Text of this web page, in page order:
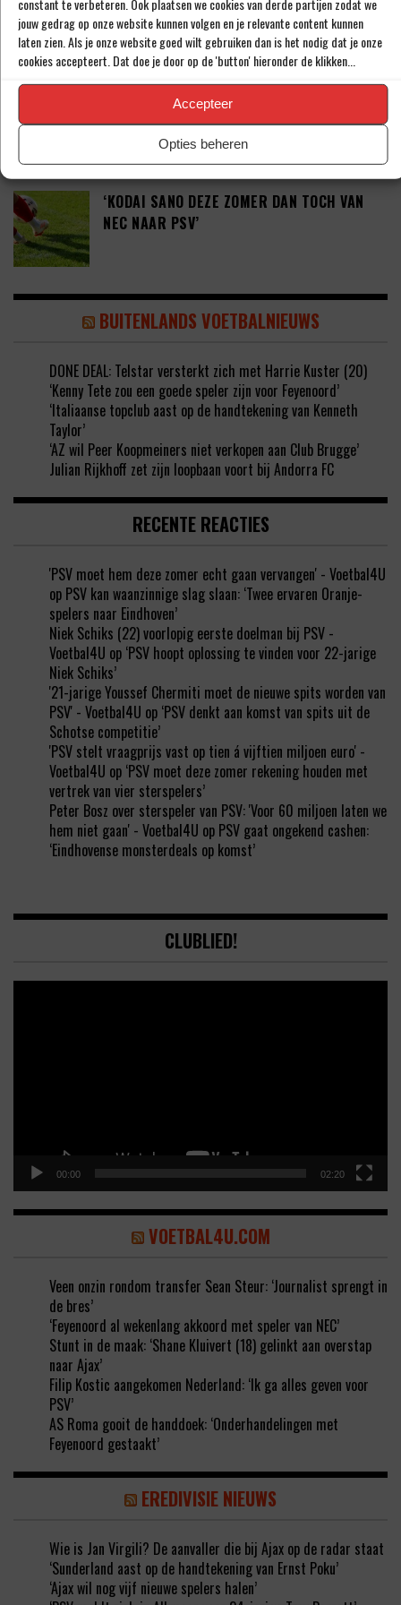
jouw gedrag op onze website kunnen volgen en je relevante content kunnen
laten zien. Als je onze website goed wilt gebruiken dan is het nodig dat je onze
cookies accepteert. Dat doe je door op de 'button' hieronder de klikken...
Accepteer
Opties beheren
‘COUHAIB DRIOUECH ZOU EEN PRIMA
SPELER ZIJN VOOR FEYENOORD’
PETER BOSZ OVER ONTWIKKELINGEN BIJ
AJAX: ‘LIG BIBBEREND IN BED’
‘KODAI SANO DEZE ZOMER DAN TOCH VAN
NEC NAAR PSV’
BUITENLANDS VOETBALNIEUWS
DONE DEAL: Telstar versterkt zich met Harrie Kuster (20)
‘Kenny Tete zou een goede speler zijn voor Feyenoord’
‘Italiaanse topclub aast op de handtekening van Kenneth
Taylor’
‘AZ wil Peer Koopmeiners niet verkopen aan Club Brugge’
Julian Rijkhoff zet zijn loopbaan voort bij Andorra FC
RECENTE REACTIES
'PSV moet hem deze zomer echt gaan vervangen' - Voetbal4U
op PSV kan waanzinnige slag slaan: ‘Twee ervaren Oranje-
spelers naar Eindhoven’
Niek Schiks (22) voorlopig eerste doelman bij PSV -
Voetbal4U op ‘PSV hoopt oplossing te vinden voor 22-jarige
Niek Schiks’
'21-jarige Youssef Chermiti moet de nieuwe spits worden van
PSV' - Voetbal4U op ‘PSV denkt aan komst van spits uit de
Schotse competitie’
'PSV stelt vraagprijs vast op tien á vijftien miljoen euro' -
Voetbal4U op ‘PSV moet deze zomer rekening houden met
vertrek van vier sterspelers’
Peter Bosz over sterspeler van PSV: 'Voor 60 miljoen laten we
hem niet gaan' - Voetbal4U op PSV gaat ongekend cashen:
‘Eindhovense monsterdeals op komst’
CLUBLIED!
00:00 02:20
VOETBAL4U.COM
Veen onzin rondom transfer Sean Steur: ‘Journalist sprengt in
de bres’
‘Feyenoord al wekenlang akkoord met speler van NEC’
Stunt in de maak: ‘Shane Kluivert (18) gelinkt aan overstap
naar Ajax’
Filip Kostic aangekomen Nederland: ‘Ik ga alles geven voor
PSV’
AS Roma gooit de handdoek: ‘Onderhandelingen met
Feyenoord gestaakt’
EREDIVISIE NIEUWS
Wie is Jan Virgili? De aanvaller die bij Ajax op de radar staat
‘Sunderland aast op de handtekening van Ernst Poku’
‘Ajax wil nog vijf nieuwe spelers halen’